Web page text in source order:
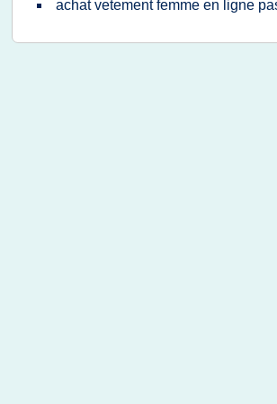
achat vetement femme en ligne